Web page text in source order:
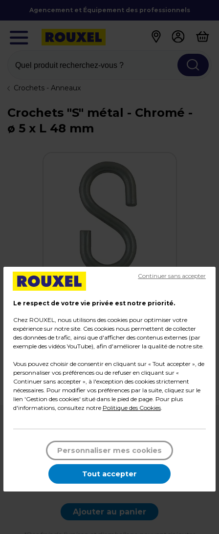
Agencement et Équipement des professionnels
Quel produit recherchez-vous ?
Crochets - Anneaux
Crochets "S" métal - Chromé -
ø 5 x L 48 mm
Crochets "S" métal
Code : 4903
Couleur : Chromé
Dimensions : ø 5 x L 48 mm
Poids : 0,16 kg
3,59€ TTC*
Pqt de 10
Quantité - +
Ajouter au panier
Le respect de votre vie privée est notre priorité.
Chez ROUXEL, nous utilisons des cookies pour optimiser votre
expérience sur notre site. Ces cookies nous permettent de collecter
des données de trafic, ainsi que d'afficher des contenus externes (par
exemple des vidéos YouTube), afin d'améliorer la qualité de notre site.
Vous pouvez choisir de consentir en cliquant sur « Tout accepter », de
personnaliser vos préférences ou de refuser en cliquant sur «
Continuer sans accepter », à l'exception des cookies strictement
nécessaires. Pour modifier vos préférences par la suite, cliquez sur le
lien 'Gestion des cookies' situé dans le pied de page. Pour plus
d'informations, consultez notre Politique des Cookies.
Continuer sans accepter
Personnaliser mes cookies
Tout accepter